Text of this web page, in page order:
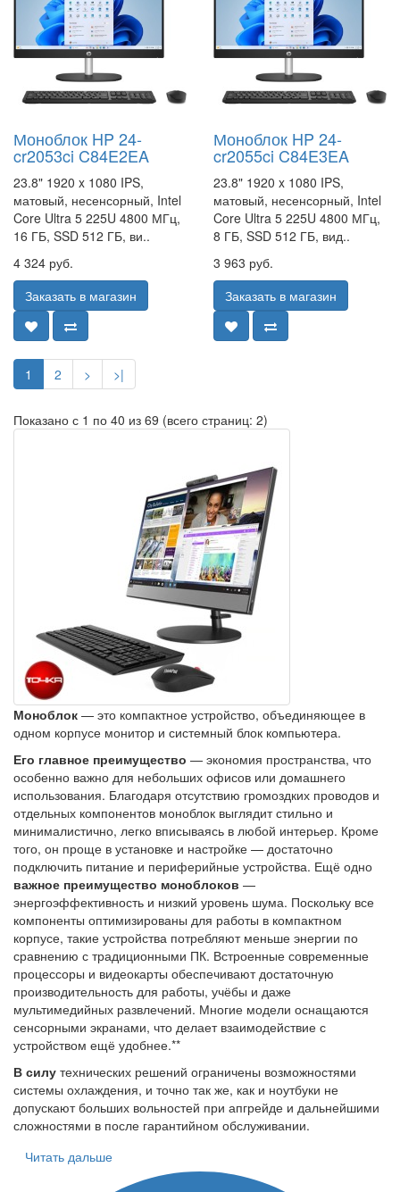
Моноблок HP 24-
cr2053ci C84E2EA
23.8" 1920 x 1080 IPS,
матовый, несенсорный, Intel
Core Ultra 5 225U 4800 МГц,
16 ГБ, SSD 512 ГБ, ви..
4 324 руб.
Заказать в магазин
Моноблок HP 24-
cr2055ci C84E3EA
23.8" 1920 x 1080 IPS,
матовый, несенсорный, Intel
Core Ultra 5 225U 4800 МГц,
8 ГБ, SSD 512 ГБ, вид..
3 963 руб.
Заказать в магазин
1 2 > >|
Показано с 1 по 40 из 69 (всего страниц: 2)
Моноблок — это компактное устройство, объединяющее в
одном корпусе монитор и системный блок компьютера.
Его главное преимущество — экономия пространства, что
особенно важно для небольших офисов или домашнего
использования. Благодаря отсутствию громоздких проводов и
отдельных компонентов моноблок выглядит стильно и
минималистично, легко вписываясь в любой интерьер. Кроме
того, он проще в установке и настройке — достаточно
подключить питание и периферийные устройства. Ещё одно
важное преимущество моноблоков —
энергоэффективность и низкий уровень шума. Поскольку все
компоненты оптимизированы для работы в компактном
корпусе, такие устройства потребляют меньше энергии по
сравнению с традиционными ПК. Встроенные современные
процессоры и видеокарты обеспечивают достаточную
производительность для работы, учёбы и даже
мультимедийных развлечений. Многие модели оснащаются
сенсорными экранами, что делает взаимодействие с
устройством ещё удобнее.**
В силу технических решений ограничены возможностями
системы охлаждения, и точно так же, как и ноутбуки не
допускают больших вольностей при апгрейде и дальнейшими
сложностями в после гарантийном обслуживании.
Читать дальше